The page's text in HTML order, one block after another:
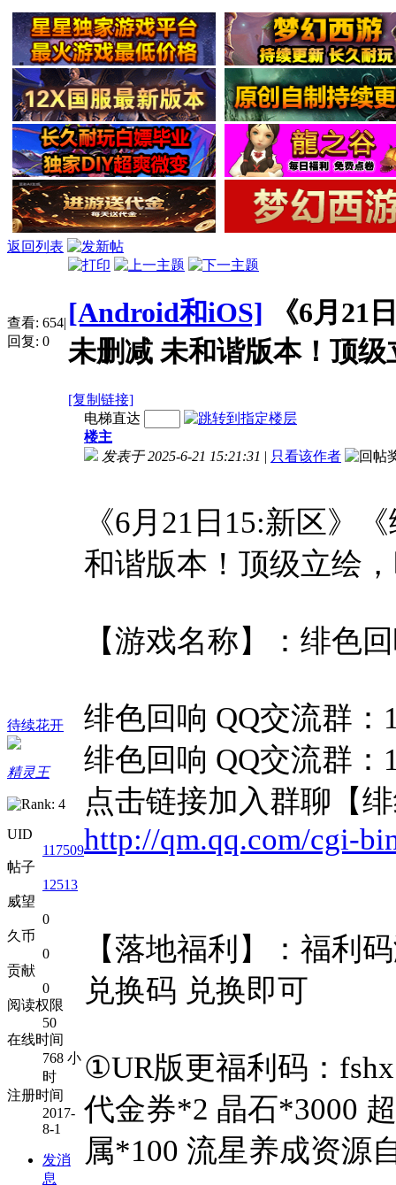
返回列表
查看: 654|
回复: 0
[Android和iOS]
《6月21
未删减 未和谐版本！顶
[复制链接]
待续花开
精灵王
UID
117509
帖子
12513
威望
0
久币
0
贡献
0
阅读权限
50
在线时间
768 小
时
注册时间
2017-
8-1
发消
息
电梯直达
楼主
发表于 2025-6-21 15:21:31 | 只看该作者
《6月21日15:新区》
和谐版本！顶级立绘
【游戏名称】：绯色
绯色回响 QQ交流群：
绯色回响 QQ交流群：
点击链接加入群聊【
http://qm.qq.com/cgi-
【落地福利】：福利
兑换码 兑换即可
①UR版更福利码：
代金券*2 晶石*3000
属*100 流星养成资源